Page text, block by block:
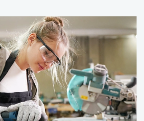
uwaga, link otwiera się w nowej karcie
uwaga, link otwiera się w nowej karcie
uwaga, link otwiera się w nowej karcie
uwaga, link otwiera się w nowej karcie
uwaga, link otwiera się w nowej karcie